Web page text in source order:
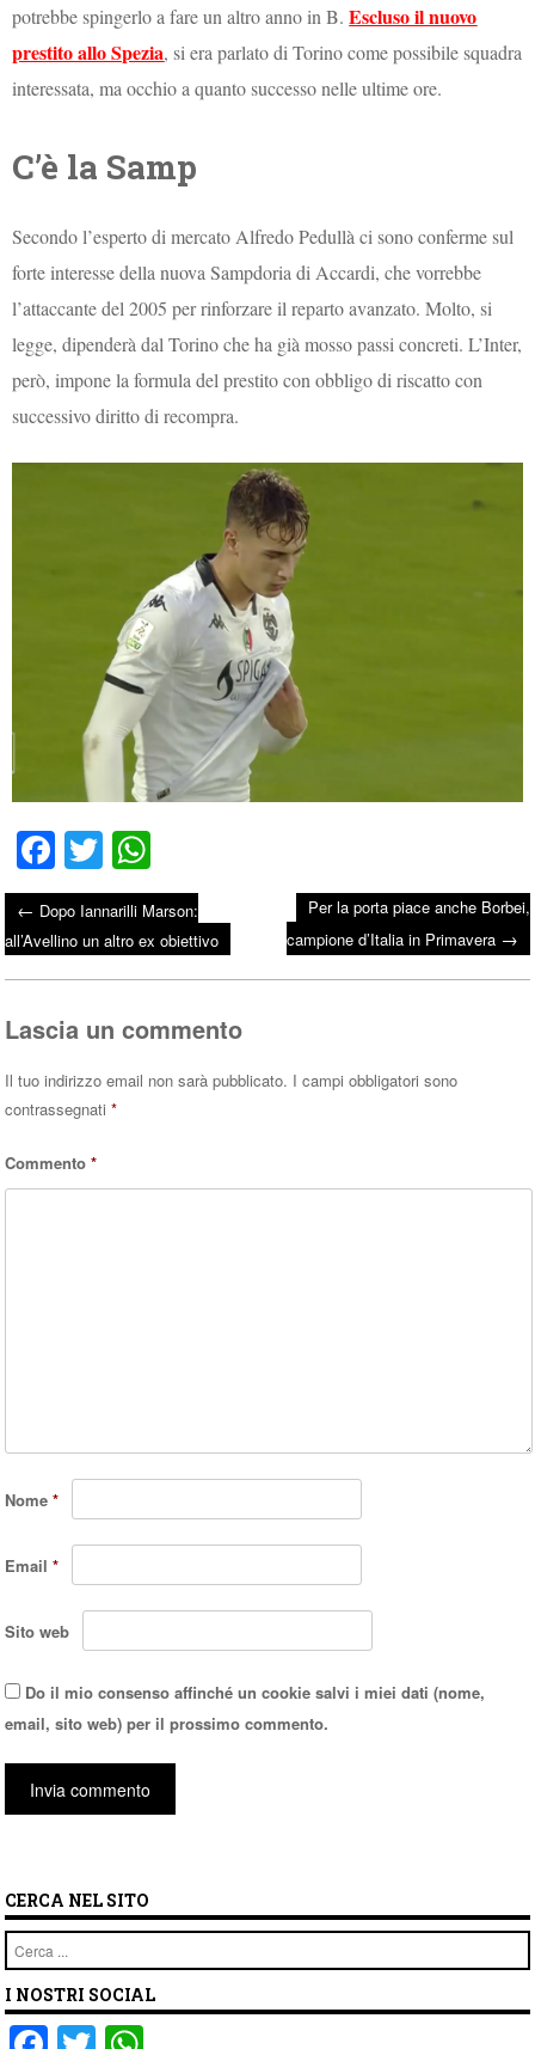
potrebbe spingerlo a fare un altro anno in B.Escluso il nuovo
prestito allo Spezia, si era parlato di Torino come possibile squadra
interessata, ma occhio a quanto successo nelle ultime ore.
C’è la Samp
Secondo l’esperto di mercato Alfredo Pedullà ci sono conferme sul
forte interesse della nuova Sampdoria di Accardi, che vorrebbe
l’attaccante del 2005 per rinforzare il reparto avanzato. Molto, si
legge, dipenderà dal Torino che ha già mosso passi concreti. L’Inter,
però, impone la formula del prestito con obbligo di riscatto con
successivo diritto di recompra.
Fa
ce
bo
ok
T
wi
tte
r
ha
ts
A
Post navigation
← Dopo Iannarilli Marson:
all’Avellino un altro ex obiettivo
Per la porta piace anche Borbei,
campione d’Italia in Primavera →
Lascia un commento
Il tuo indirizzo email non sarà pubblicato. I campi obbligatori sono
contrassegnati*
Commento*
Nome*
Email*
Sito web
Do il mio consenso affinché un cookie salvi i miei dati (nome,
email, sito web) per il prossimo commento.
CERCA NEL SITO
Cerca
I NOSTRI SOCIAL